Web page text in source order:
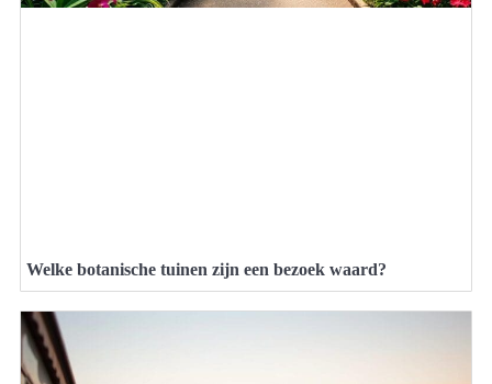
Welke botanische tuinen zijn een bezoek waard?